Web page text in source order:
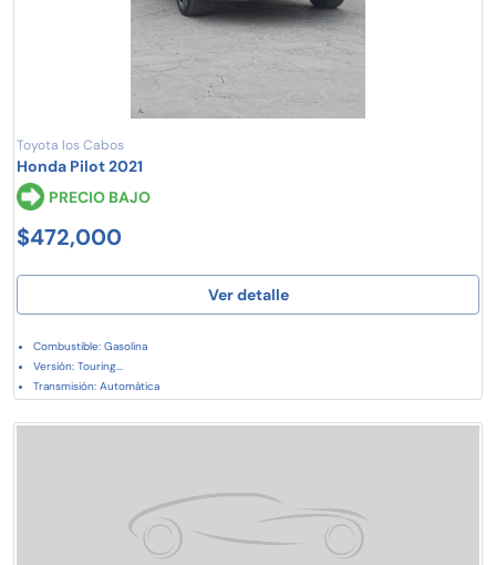
Toyota los Cabos
Honda Pilot 2021
PRECIO BAJO
$472,000
Ver detalle
Combustible: Gasolina
Versión: Touring...
Transmisión: Automática